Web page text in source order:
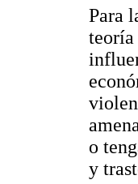
Para
o
y